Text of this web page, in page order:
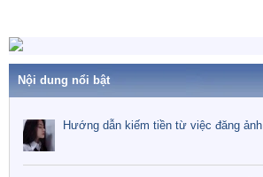
Nội dung nổi bật
Hướng dẫn kiếm tiền từ việc đăng ảnh